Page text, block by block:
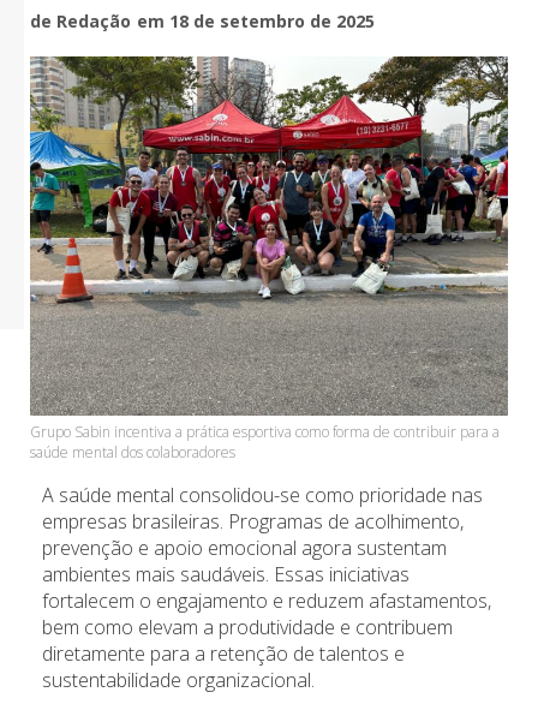
de Redação em 18 de setembro de 2025
Grupo Sabin incentiva a prática esportiva como forma de contribuir para a
saúde mental dos colaboradores
A saúde mental consolidou-se como prioridade nas
empresas brasileiras. Programas de acolhimento,
prevenção e apoio emocional agora sustentam
ambientes mais saudáveis. Essas iniciativas
fortalecem o engajamento e reduzem afastamentos,
bem como elevam a produtividade e contribuem
diretamente para a retenção de talentos e
sustentabilidade organizacional.